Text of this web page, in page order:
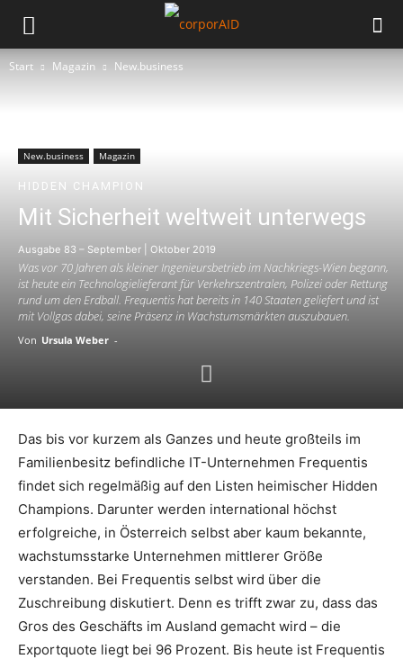
Start Magazin New.business
New.business Magazin
HIDDEN CHAMPION
Mit Sicherheit weltweit unterwegs
Ausgabe 83 – September | Oktober 2019
Was vor 70 Jahren als kleiner Ingenieursbetrieb im Nachkriegs-Wien begann,
ist heute ein Technologielieferant für Verkehrszentralen, Polizei oder Rettung
rund um den Erdball. Frequentis hat bereits in 140 Staaten geliefert und ist
mit Vollgas dabei, seine Präsenz in Wachstumsmärkten auszubauen.
Von Ursula Weber -
Das bis vor kurzem als Ganzes und heute großteils im
Familienbesitz befindliche IT-Unternehmen Frequentis
findet sich regelmäßig auf den Listen heimischer Hidden
Champions. Darunter werden international höchst
erfolgreiche, in Österreich selbst aber kaum bekannte,
wachstumsstarke Unternehmen mittlerer Größe
verstanden. Bei Frequentis selbst wird über die
Zuschreibung diskutiert. Denn es trifft zwar zu, dass das
Gros des Geschäfts im Ausland gemacht wird – die
Exportquote liegt bei 96 Prozent. Bis heute ist Frequentis